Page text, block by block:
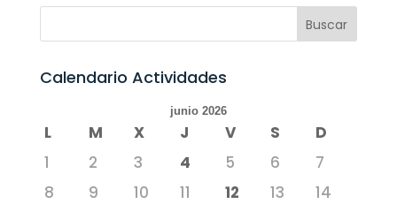
Calendario Actividades
junio 2026
L M X J V S
D
1
2 3 4 5 6
7
8
9 10 11 12 13
14